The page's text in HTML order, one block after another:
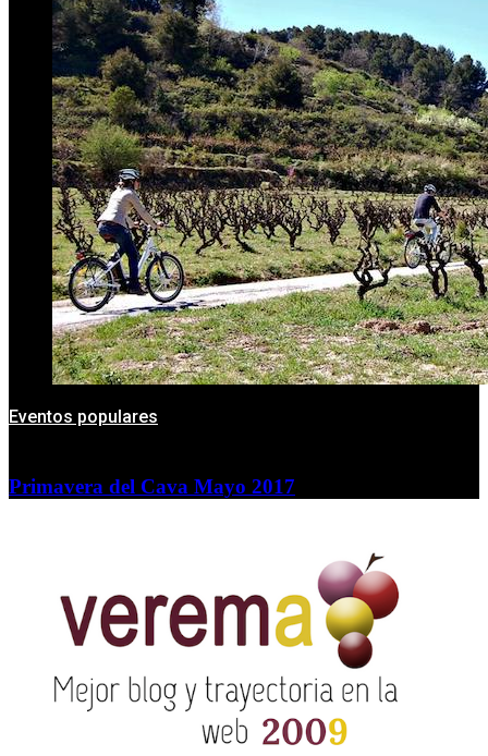
Eventos populares
Primavera del Cava Mayo 2017